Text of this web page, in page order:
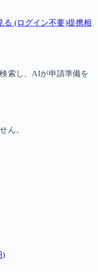
る (ログイン不要)提携相
索し、AIが申請準備を
ん。
)